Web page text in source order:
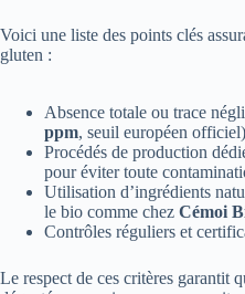
Voici une liste des points clés
gluten :
Absence totale ou trace
ppm, seuil européen
Procédés de production
pour éviter toute
Utilisation d’ingrédients
le bio comme chez Cémoi
Contrôles réguliers et
Le respect de ces critères garantit